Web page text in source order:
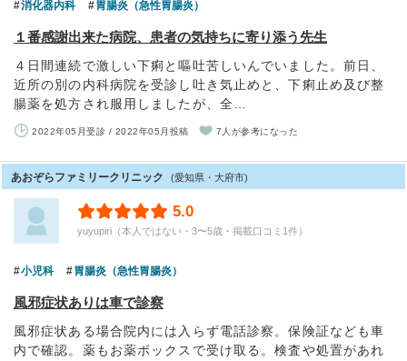
消化器内科 胃腸炎（急性胃腸炎）
１番感謝出来た病院、患者の気持ちに寄り添う先生
４日間連続で激しい下痢と嘔吐苦しいんでいました。前日、
近所の別の内科病院を受診し吐き気止めと、下痢止め及び整
腸薬を処方され服用しましたが、全…
2022年05月受診 / 2022年05月投稿 7人が参考になった
あおぞらファミリークリニック (愛知県・大府市)
5.0
yuyupiri（本人ではない・3〜5歳・掲載口コミ1件）
小児科 胃腸炎（急性胃腸炎）
風邪症状ありは車で診察
風邪症状ある場合院内には入らず電話診察。保険証なども車
内で確認。薬もお薬ボックスで受け取る。検査や処置があれ